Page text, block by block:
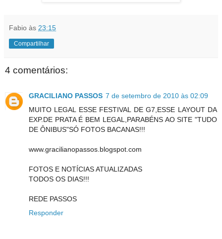
Fabio às 23:15
Compartilhar
4 comentários:
GRACILIANO PASSOS 7 de setembro de 2010 às 02:09
MUITO LEGAL ESSE FESTIVAL DE G7,ESSE LAYOUT DA
EXP.DE PRATA É BEM LEGAL,PARABÉNS AO SITE "TUDO
DE ÔNIBUS"SÓ FOTOS BACANAS!!!
www.gracilianopassos.blogspot.com
FOTOS E NOTÍCIAS ATUALIZADAS
TODOS OS DIAS!!!
REDE PASSOS
Responder